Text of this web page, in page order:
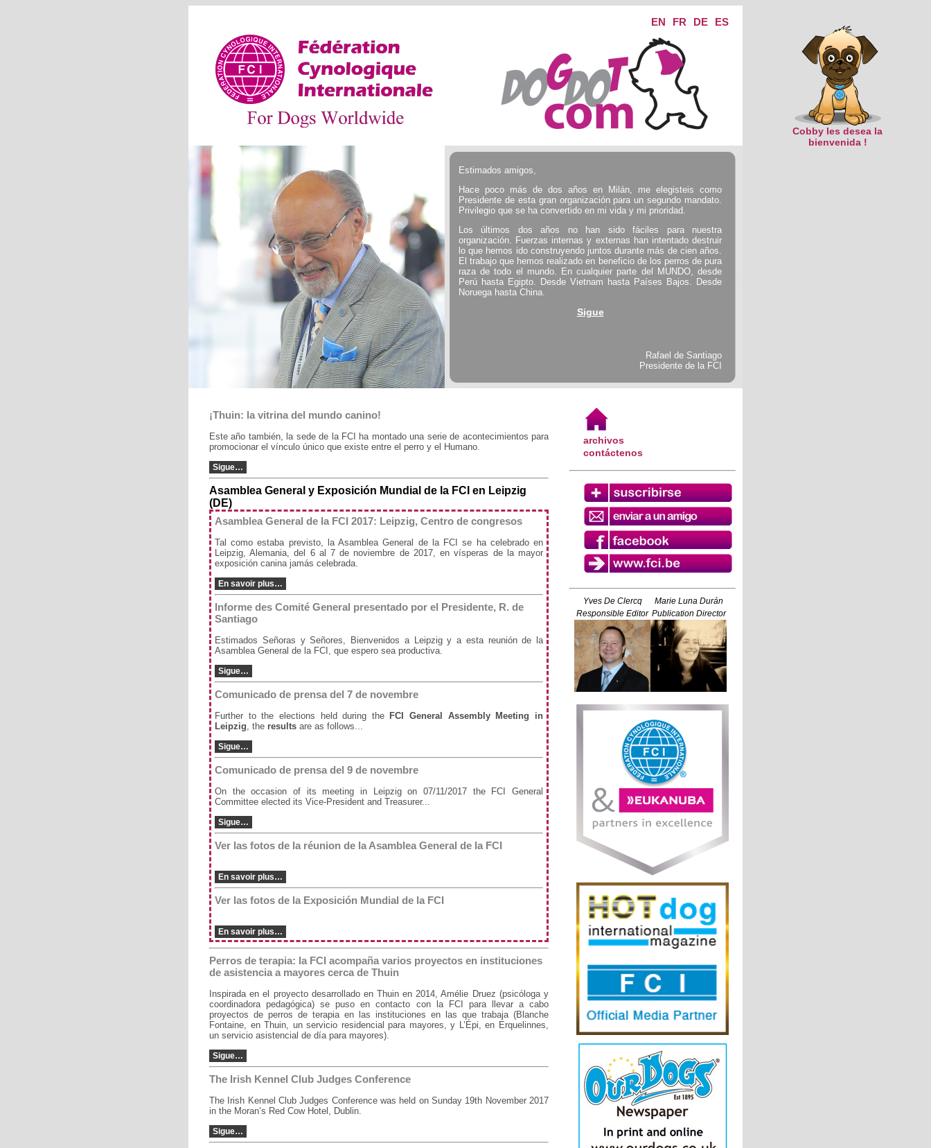
EN FR DE ES
Cobby les desea la
bienvenida !
Estimados amigos,
Hace poco más de dos años en Milán, me elegisteis como
Presidente de esta gran organización para un segundo mandato.
Privilegio que se ha convertido en mi vida y mi prioridad.
Los últimos dos años no han sido fáciles para nuestra
organización. Fuerzas internas y externas han intentado destruir
lo que hemos ido construyendo juntos durante más de cien años.
El trabajo que hemos realizado en beneficio de los perros de pura
raza de todo el mundo. En cualquier parte del MUNDO, desde
Perú hasta Egipto. Desde Vietnam hasta Países Bajos. Desde
Noruega hasta China.
Sigue
Rafael de Santiago
Presidente de la FCI
¡Thuin: la vitrina del mundo canino!
Este año también, la sede de la FCI ha montado una serie de acontecimientos para
promocionar el vínculo único que existe entre el perro y el Humano.
Sigue…
Asamblea General y Exposición Mundial de la FCI en Leipzig
(DE)
Asamblea General de la FCI 2017: Leipzig, Centro de congresos
Tal como estaba previsto, la Asamblea General de la FCI se ha celebrado en
Leipzig, Alemania, del 6 al 7 de noviembre de 2017, en vísperas de la mayor
exposición canina jamás celebrada.
En savoir plus…
Informe des Comité General presentado por el Presidente, R. de
Santiago
Estimados Señoras y Señores, Bienvenidos a Leipzig y a esta reunión de la
Asamblea General de la FCI, que espero sea productiva.
Sigue…
Comunicado de prensa del 7 de novembre
Further to the elections held during the FCI General Assembly Meeting in
Leipzig, the results are as follows...
Sigue…
Comunicado de prensa del 9 de novembre
On the occasion of its meeting in Leipzig on 07/11/2017 the FCI General
Committee elected its Vice-President and Treasurer...
Sigue…
Ver las fotos de la réunion de la Asamblea General de la FCI
En savoir plus…
Ver las fotos de la Exposición Mundial de la FCI
En savoir plus…
Perros de terapia: la FCI acompaña varios proyectos en instituciones
de asistencia a mayores cerca de Thuin
Inspirada en el proyecto desarrollado en Thuin en 2014, Amélie Druez (psicóloga y
coordinadora pedagógica) se puso en contacto con la FCI para llevar a cabo
proyectos de perros de terapia en las instituciones en las que trabaja (Blanche
Fontaine, en Thuin, un servicio residencial para mayores, y L’Épi, en Erquelinnes,
un servicio asistencial de día para mayores).
Sigue…
The Irish Kennel Club Judges Conference
The Irish Kennel Club Judges Conference was held on Sunday 19th November 2017
in the Moran’s Red Cow Hotel, Dublin.
Sigue…
archivos
contáctenos
Yves De Clercq
Responsible Editor
Marie Luna Durán
Publication Director